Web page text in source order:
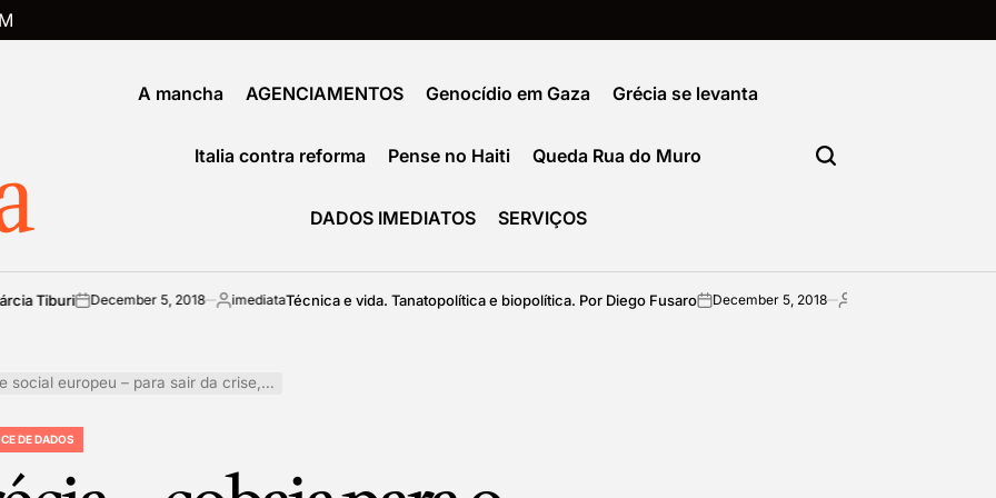
A mancha AGENCIAMENTOS Genocídio em Gaza Grécia se levanta
Italia contra reforma Pense no Haiti Queda Rua do Muro
DADOS IMEDIATOS SERVIÇOS
onDecember 5, 2018
Posted
imediataTécnica e vida. Tanatopolítica e biopolítica. Por Diego Fusaroon December 5, 2018
Posted
imediata
sair da crise, trabalhem como escravos, por Debora Billi
DE DADOS